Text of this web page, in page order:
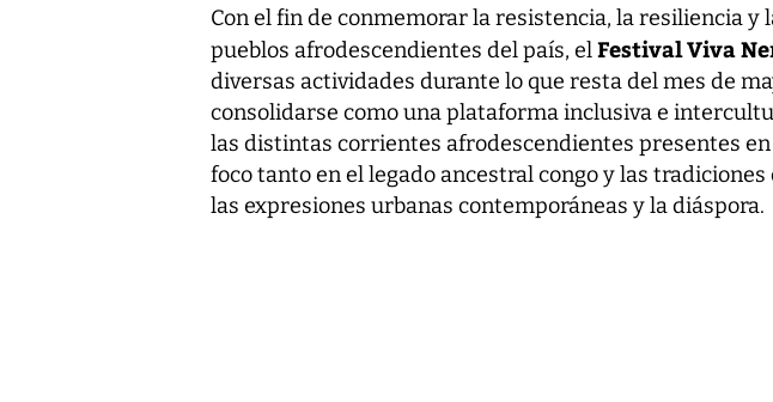
Con el fin de conmemorar la resistencia, la resiliencia y
pueblos afrodescendientes del país, elFestival Viva
diversas actividades durante lo que resta del mes de
consolidarse como una plataforma inclusiva e
las distintas corrientes afrodescendientes presentes
foco tanto en el legado ancestral congo y las
las expresiones urbanas contemporáneas y la diáspora.